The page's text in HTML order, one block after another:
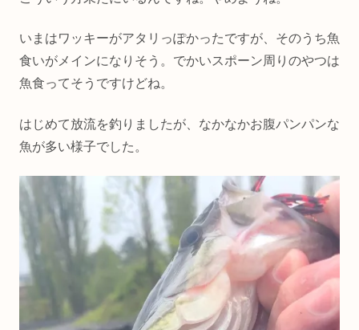
いまはワッキーがアタリっぽかったですが、そのうち魚
食いがメインになりそう。でかいスポーン周りのやつは
魚食ってそうですけどね。
はじめて放流を釣りましたが、なかなかお腹パンパンな
魚が多い様子でした。